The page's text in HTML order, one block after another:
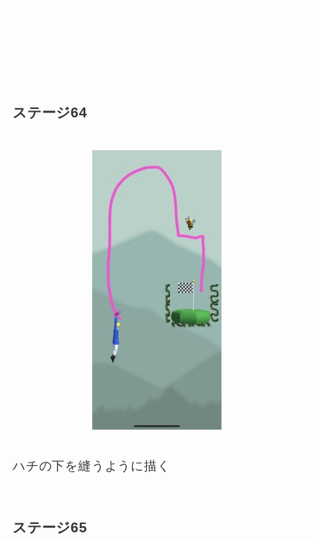
ステージ64
ハチの下を縫うように描く
ステージ65